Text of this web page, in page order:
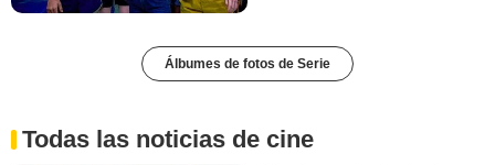
Álbumes de fotos de Serie
Todas las noticias de cine